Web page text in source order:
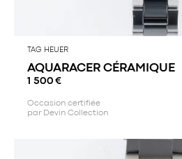
TAG HEUER
AQUARACER CÉRAMIQUE
1 500 €
Occasion certifiée
par Devin Collection